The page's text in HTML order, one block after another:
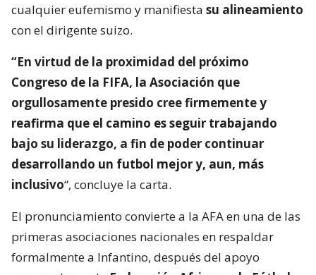
cualquier eufemismo y manifiesta su alineamiento
con el dirigente suizo.
“En virtud de la proximidad del próximo
Congreso de la FIFA, la Asociación que
orgullosamente presido cree firmemente y
reafirma que el camino es seguir trabajando
bajo su liderazgo, a fin de poder continuar
desarrollando un futbol mejor y, aun, más
inclusivo“, concluye la carta.
El pronunciamiento convierte a la AFA en una de las
primeras asociaciones nacionales en respaldar
formalmente a Infantino, después del apoyo